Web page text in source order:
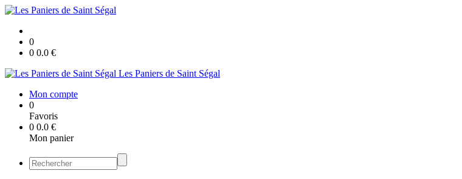
0
0 0.0 €
Les Paniers de Saint Ségal
Mon compte
0
Favoris
0 0.0 €
Mon panier